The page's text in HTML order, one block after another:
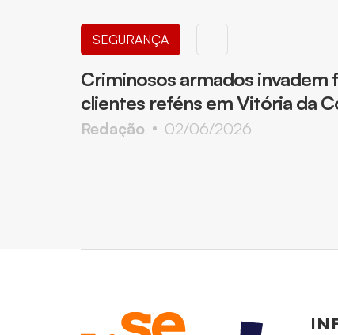
SEGURANÇA
Criminosos armados invadem
clientes reféns em Vitória da
Redação 02/06/2026